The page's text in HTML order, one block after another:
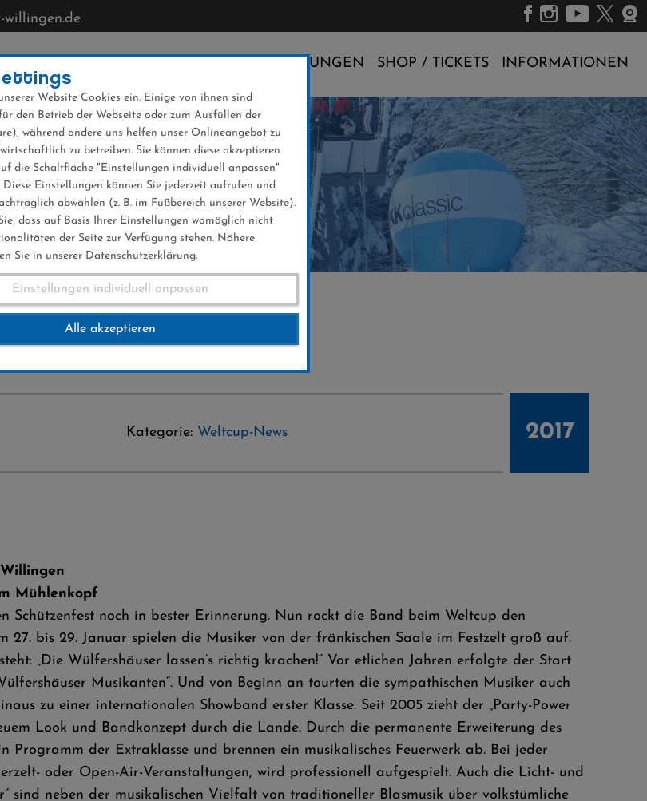
willingen.de
VERANSTALTUNGEN SHOP / TICKETS INFORMATIONEN
Kategorie: Weltcup-News 2017
Mühlenkopf
Schützenfest noch in bester Erinnerung. Nun rockt die Band beim Weltcup den
bis 29. Januar spielen die Musiker von der fränkischen Saale im Festzelt groß auf.
„Die Wülfershäuser lassen’s richtig krachen!“ Vor etlichen Jahren erfolgte der Start
Musikanten“. Und von Beginn an tourten die sympathischen Musiker auch
zu einer internationalen Showband erster Klasse. Seit 2005 zieht der „Party-Power
Look und Bandkonzept durch die Lande. Durch die permanente Erweiterung des
Programm der Extraklasse und brennen ein musikalisches Feuerwerk ab. Bei jeder
oder Open-Air-Veranstaltungen, wird professionell aufgespielt. Auch die Licht- und
sind neben der musikalischen Vielfalt von traditioneller Blasmusik über volkstümliche
Website Cookies ein. Einige von ihnen sind
den Betrieb der Webseite oder zum Ausfüllen der
während andere uns helfen unser Onlineangebot zu
zu betreiben. Sie können diese akzeptieren
die Schaltfläche "Einstellungen individuell anpassen"
Diese Einstellungen können Sie jederzeit aufrufen und
abwählen (z. B. im Fußbereich unserer Website).
dass auf Basis Ihrer Einstellungen womöglich nicht
der Seite zur Verfügung stehen. Nähere
Sie in unserer Datenschutzerklärung.
Einstellungen individuell anpassen
Alle akzeptieren